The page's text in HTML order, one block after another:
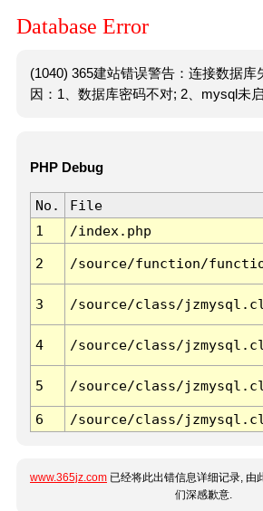
Database Error
(1040) 365建站错误警告：连接数据库
因：1、数据库密码不对; 2、mysql未启
PHP Debug
No. File
1
/index.php
2 /source/function/
3 /source/class/
4 /source/class/
5 /source/class/
6 /source/class/
www.365jz.com 已经将此出错信息详细记录, 由
们深感歉意.